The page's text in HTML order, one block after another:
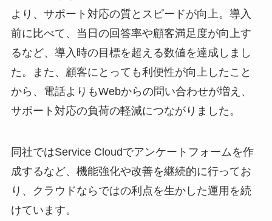
より、サポート対応の質とスピードが向上。導入
前に比べて、当日の回答率や顧客満足度が向上す
るなど、導入時の目標を超える数値を達成しまし
た。また、顧客にとっても利便性が向上したこと
から、電話よりもWebからの問い合わせが増え、
サポート対応の負荷の軽減につながりました。
同社ではService Cloudでアンケートフォームを作
成するなど、機能強化や改善を継続的に行ってお
り、クラウドならではの利点を生かした運用を続
けています。